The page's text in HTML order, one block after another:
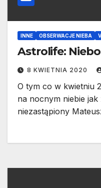
INNE OBSERWACJE NIEBA
Astrolife:
8 KWIETNIA 2020
O tym co w kwietniu
na nocnym niebie
niezastąpiony